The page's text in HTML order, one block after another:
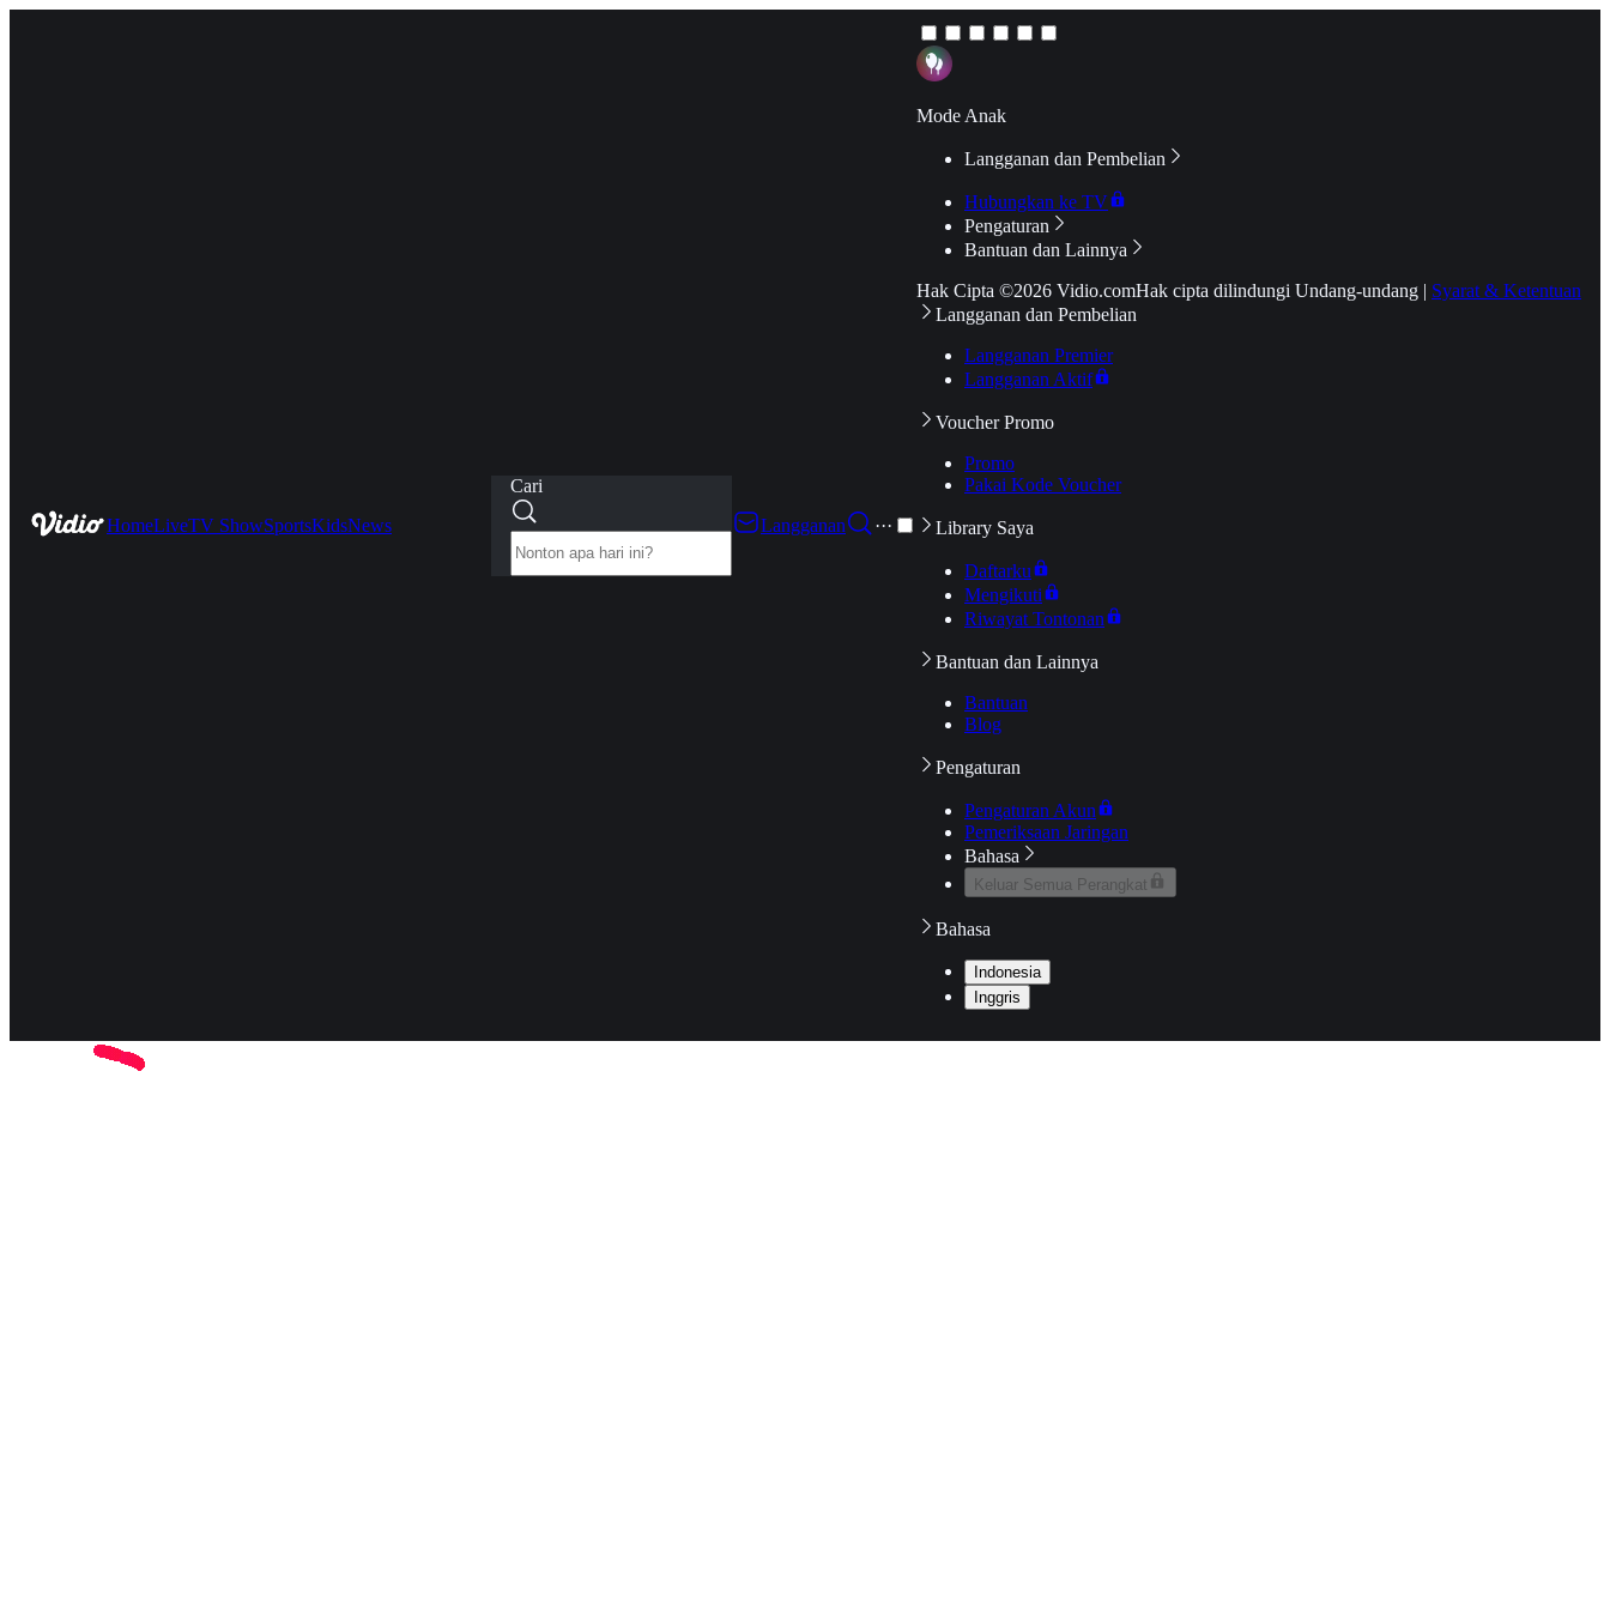
HomeLiveTV ShowSportsKidsNews
Cari
Langganan
···
Mode Anak
Langganan dan Pembelian
Hubungkan ke TV
Pengaturan
Bantuan dan Lainnya
Hak Cipta ©2026 Vidio.comHak cipta dilindungi Undang-undang | Syarat & Ketentuan
Langganan dan Pembelian
Langganan Premier
Langganan Aktif
Voucher Promo
Promo
Pakai Kode Voucher
Library Saya
Daftarku
Mengikuti
Riwayat Tontonan
Bantuan dan Lainnya
Bantuan
Blog
Pengaturan
Pengaturan Akun
Pemeriksaan Jaringan
Bahasa
Keluar Semua Perangkat
Bahasa
Indonesia
Inggris